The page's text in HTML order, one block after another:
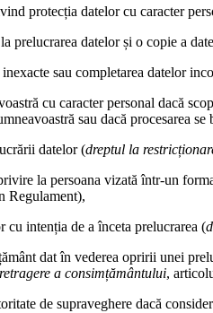
protecția datelor cu caracter
datelor și o copie a
sau completarea datelor
cu caracter personal dacă
sau dacă procesarea
datelor (dreptul la
la persoana vizată într-un
Regulament),
cu intenția de a înceta prelucrarea (
dat în vederea opririi unei
a consimțământului,
de supraveghere dacă